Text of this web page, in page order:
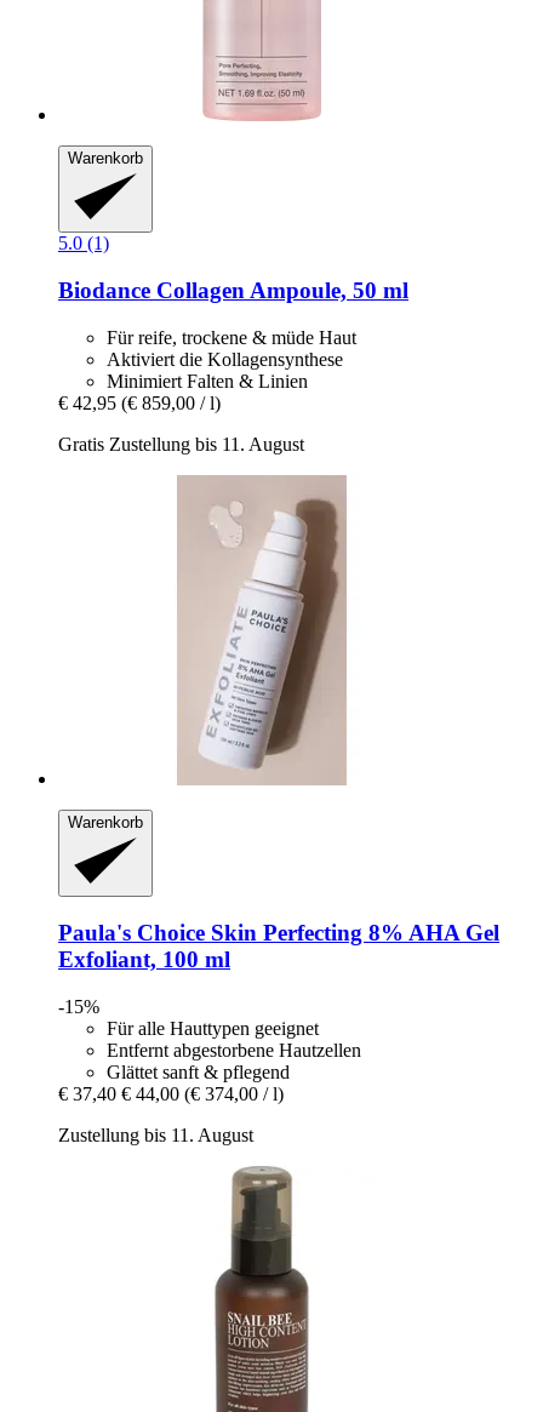
Warenkorb
5.0 (1)
Biodance Collagen Ampoule, 50 ml
Für reife, trockene & müde Haut
Aktiviert die Kollagensynthese
Minimiert Falten & Linien
€ 42,95 (€ 859,00 / l)
Gratis Zustellung bis 11. August
Warenkorb
Paula's Choice Skin Perfecting 8% AHA Gel
Exfoliant, 100 ml
-15%
Für alle Hauttypen geeignet
Entfernt abgestorbene Hautzellen
Glättet sanft & pflegend
€ 37,40 € 44,00 (€ 374,00 / l)
Zustellung bis 11. August